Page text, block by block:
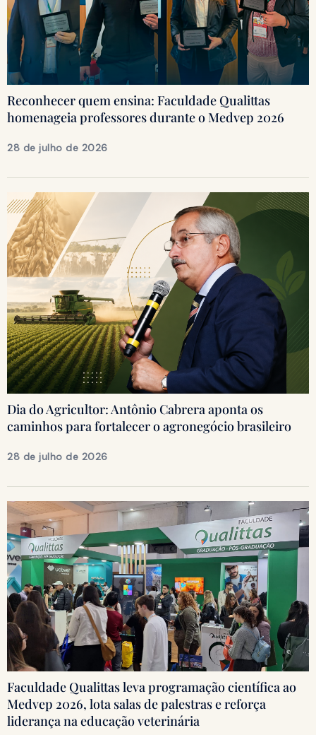
Reconhecer quem ensina: Faculdade Qualittas
homenageia professores durante o Medvep 2026
28 de julho de 2026
Dia do Agricultor: Antônio Cabrera aponta os
caminhos para fortalecer o agronegócio brasileiro
28 de julho de 2026
Faculdade Qualittas leva programação científica ao
Medvep 2026, lota salas de palestras e reforça
liderança na educação veterinária